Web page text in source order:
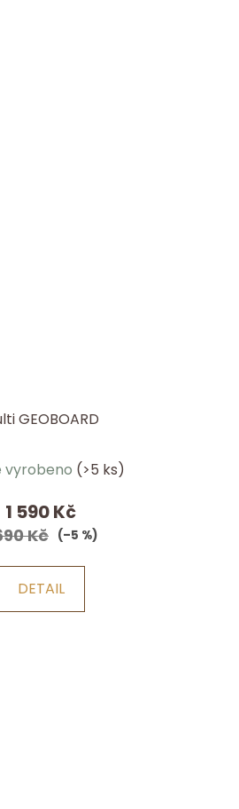
GEOBOARD
hodnocení
produktu
je
5
vyrobeno (>5 ks)
1 590 Kč
Kč (–5 %)
DETAIL